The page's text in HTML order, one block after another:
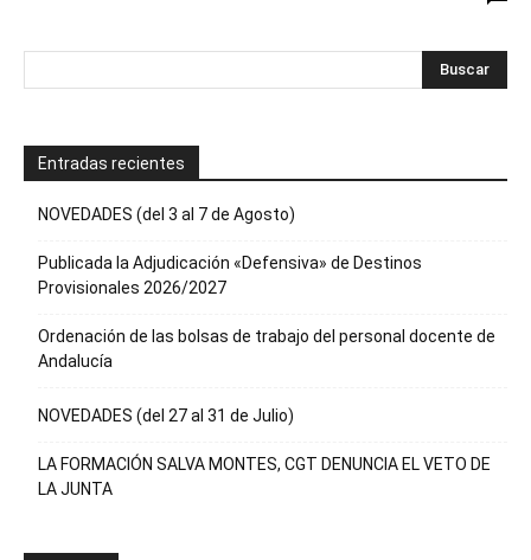
Entradas recientes
NOVEDADES (del 3 al 7 de Agosto)
Publicada la Adjudicación «Defensiva» de Destinos
Provisionales 2026/2027
Ordenación de las bolsas de trabajo del personal docente de
Andalucía
NOVEDADES (del 27 al 31 de Julio)
LA FORMACIÓN SALVA MONTES, CGT DENUNCIA EL VETO DE
LA JUNTA